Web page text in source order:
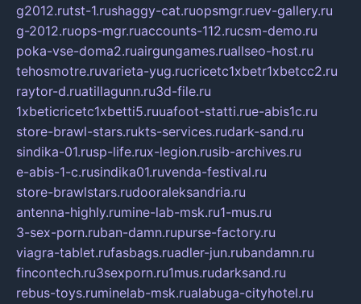
g2012.rutst-1.rushaggy-cat.ruopsmgr.ruev-gallery.ru
g-2012.ruops-mgr.ruaccounts-112.rucsm-demo.ru
poka-vse-doma2.ruairgungames.ruallseo-host.ru
tehosmotre.ruvarieta-yug.rucricetc1xbetr1xbetcc2.ru
raytor-d.ruatillagunn.ru3d-file.ru
1xbeticricetc1xbetti5.ruuafoot-statti.rue-abis1c.ru
store-brawl-stars.rukts-services.rudark-sand.ru
sindika-01.rusp-life.rux-legion.rusib-archives.ru
e-abis-1-c.rusindika01.ruvenda-festival.ru
store-brawlstars.rudooraleksandria.ru
antenna-highly.rumine-lab-msk.ru1-mus.ru
3-sex-porn.ruban-damn.rupurse-factory.ru
viagra-tablet.rufasbags.ruadler-jun.rubandamn.ru
fincontech.ru3sexporn.ru1mus.rudarksand.ru
rebus-toys.ruminelab-msk.rualabuga-cityhotel.ru